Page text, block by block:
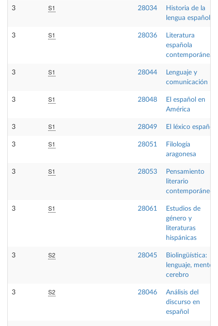
3 S1 28034
Historia de la
lengua española
3 S1 28036
Literatura
española
contemporánea I
3 S1 28044
Lenguaje y
comunicación
3 S1 28048
El español en
América
3 S1 28049 El léxico español
3 S1 28051
Filología
aragonesa
3 S1 28053
Pensamiento
literario
contemporáneo
3 S1 28061
Estudios de
género y
literaturas
hispánicas
3 S2 28045
Biolingüística:
lenguaje, mente y
cerebro
3 S2 28046
Análisis del
discurso en
español